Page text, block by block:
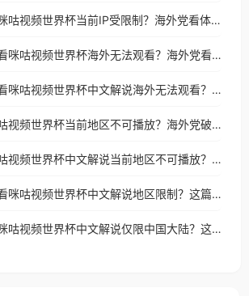
在新加坡看咪咕视频世界杯当前IP受限制？海外党看体育赛事的终极破局指南
在澳大利亚看咪咕视频世界杯海外无法观看？海外党看国内体育直播的终极解法
在澳大利亚看咪咕视频世界杯中文解说海外无法观看？这篇指南帮你搞定所有体育直播难题
在泰国看咪咕视频世界杯当前地区不可播放？海外党破局看中文解说赛事指南
在海外看咪咕视频世界杯中文解说当前地区不可播放？这篇指南帮你搞定所有体育赛事直播难题
在澳大利亚看咪咕视频世界杯中文解说地区限制？这篇指南帮你搞定海外观赛难题
在加拿大看咪咕视频世界杯中文解说仅限中国大陆？这篇指南帮你轻松解锁中文解说和赛事直播